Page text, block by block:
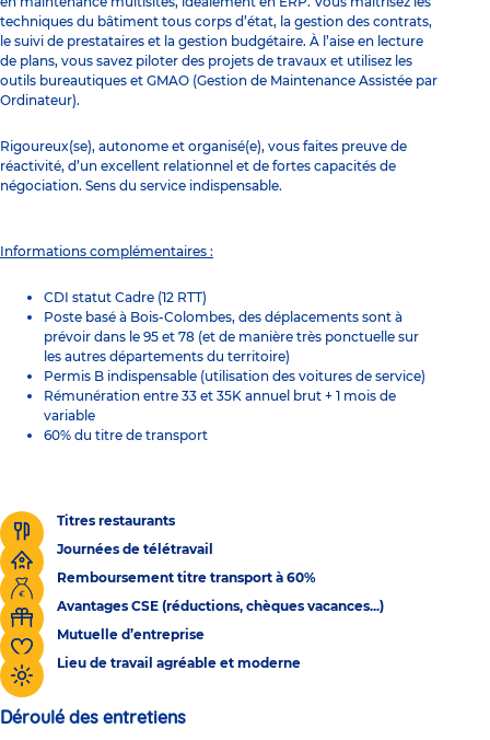
techniques du bâtiment tous corps d’état, la gestion des contrats,
le suivi de prestataires et la gestion budgétaire. À l’aise en lecture
de plans, vous savez piloter des projets de travaux et utilisez les
outils bureautiques et GMAO (Gestion de Maintenance Assistée par
Ordinateur).
Rigoureux(se), autonome et organisé(e), vous faites preuve de
réactivité, d’un excellent relationnel et de fortes capacités de
négociation. Sens du service indispensable.
Informations complémentaires :
CDI statut Cadre (12 RTT)
Poste basé à Bois-Colombes, des déplacements sont à
prévoir dans le 95 et 78 (et de manière très ponctuelle sur
les autres départements du territoire)
Permis B indispensable (utilisation des voitures de service)
Rémunération entre 33 et 35K annuel brut + 1 mois de
variable
60% du titre de transport
Titres restaurants
Journées de télétravail
Remboursement titre transport à 60%
Avantages CSE (réductions, chèques vacances...)
Mutuelle d’entreprise
Lieu de travail agréable et moderne
Déroulé des entretiens